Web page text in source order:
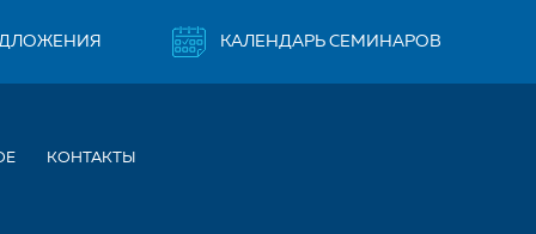
КАЛЕНДАРЬ СЕМИНАРОВ
КОНТАКТЫ